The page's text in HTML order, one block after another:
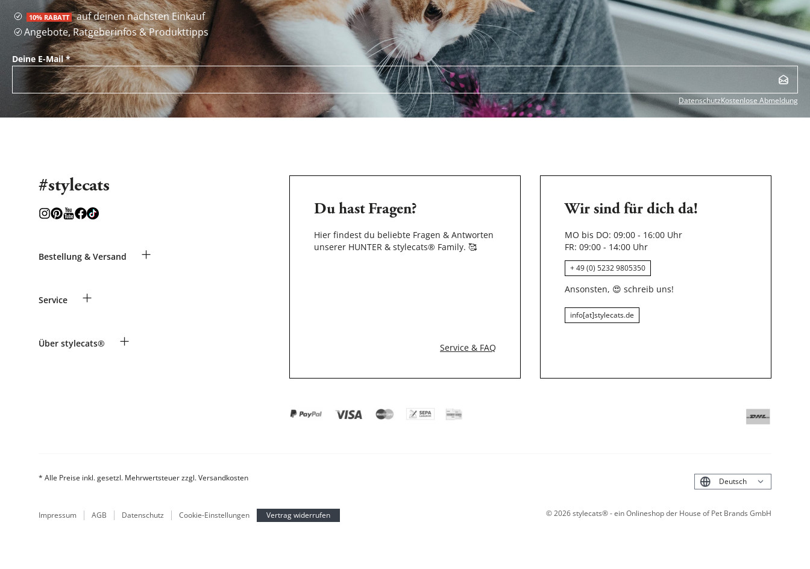
10% RABATT auf deinen nächsten Einkauf
Angebote, Ratgeberinfos & Produkttipps
Deine E-Mail*
DatenschutzKostenlose Abmeldung
#stylecats
Bestellung & Versand +
Informationen zur Lieferung
Produkte reklamieren und zurücksenden
Service +
Tierkrankenversicherung
Über stylecats® +
Du hast Fragen?
Hier findest du beliebte Fragen & Antworten
unserer HUNTER & stylecats® Family. 🥰
Service & FAQ
Wir sind für dich da!
MO bis DO: 09:00 - 16:00 Uhr
FR: 09:00 - 14:00 Uhr
+ 49 (0) 5232 9805350
Ansonsten, 😍 schreib uns!
info[at]stylecats.de
* Alle Preise inkl. gesetzl. Mehrwertsteuer zzgl. Versandkosten
Impressum AGB Datenschutz Cookie-Einstellungen Vertrag widerrufen ©2026stylecats® - ein Onlineshop der House of Pet Brands GmbH